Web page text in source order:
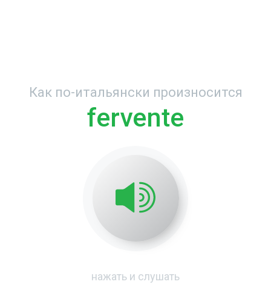
Как по-итальянски произносится
fervente
нажать и слушать